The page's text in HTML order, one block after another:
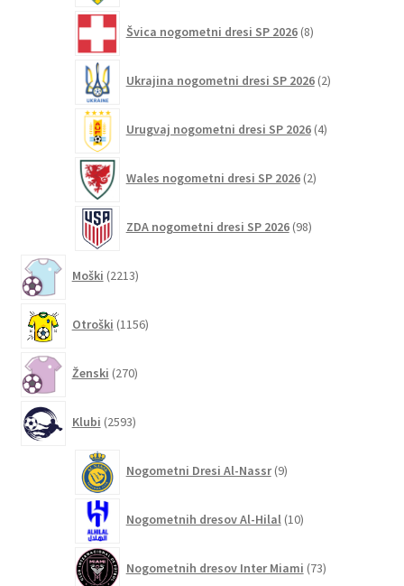
Švica nogometni dresi SP 2026 8izdelkov
Ukrajina nogometni dresi SP 2026 2izdelka
Urugvaj nogometni dresi SP 2026 4izdelki
Wales nogometni dresi SP 2026 2izdelka
ZDA nogometni dresi SP 2026 98izdelkov
Moški 2213izdelkov
Otroški 1156izdelkov
Ženski 270izdelkov
Klubi 2593izdelkov
Nogometni Dresi Al-Nassr 9izdelkov
Nogometnih dresov Al-Hilal 10izdelkov
Nogometnih dresov Inter Miami 73izdelkov